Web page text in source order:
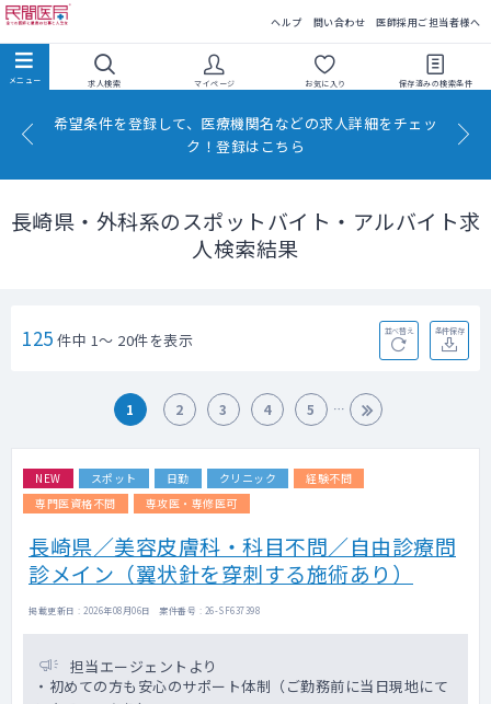
ヘルプ 問い合わせ 医師採用ご担当者様へ
求人検索 マイページ お気に入り 保存済みの検索条件
希望条件を登録して、医療機関名などの求人詳細をチェッ
ク！登録はこちら
長崎県・外科系のスポットバイト・アルバイト求
人検索結果
125 件中 1～ 20件を表示 並べ替え 条件保存
1 2 3 4 5
NEW スポット 日勤 クリニック
経験不問
専門医資格不問
専攻医・専修医可
長崎県／美容皮膚科・科目不問／自由診療問
診メイン（翼状針を穿刺する施術あり）
掲載更新日 : 2026年08月06日 案件番号 : 26-SF637398
担当エージェントより
・初めての方も安心のサポート体制（ご勤務前に当日現地にて